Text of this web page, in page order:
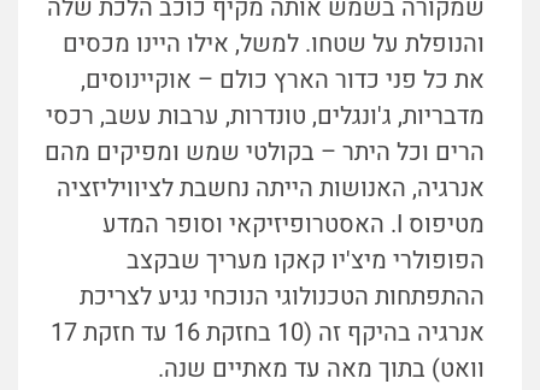
שמקורה בשמש אותה מקיף כוכב הלכת שלה
והנופלת על שטחו. למשל, אילו היינו מכסים
את כל פני כדור הארץ כולם – אוקיינוסים,
מדבריות, ג'ונגלים, טונדרות, ערבות עשב, רכסי
הרים וכל היתר – בקולטי שמש ומפיקים מהם
אנרגיה, האנושות הייתה נחשבת לציוויליזציה
מטיפוס I. האסטרופיזיקאי וסופר המדע
הפופולרי מיצ'יו קאקו מעריך שבקצב
ההתפתחות הטכנולוגי הנוכחי נגיע לצריכת
אנרגיה בהיקף זה (10 בחזקת 16 עד חזקת 17
וואט) בתוך מאה עד מאתיים שנה.